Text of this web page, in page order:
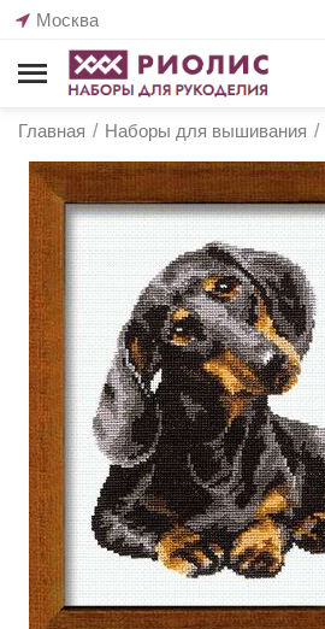
Москва
Главная / Наборы для вышивания /